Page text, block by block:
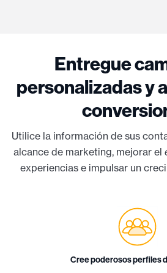
Entregue
personalizadas y
Utilice la información de sus
alcance de marketing, mejorar el
experiencias e impulsar un
Cree poderosos perfiles